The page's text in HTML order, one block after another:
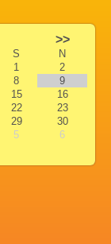
>>
S
N
1
2
8
9
15
16
22
23
29
30
5 6